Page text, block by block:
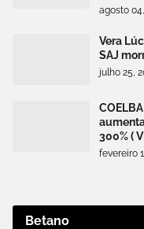
agosto
Vera
SAJ
julho 25,
300% (
fevereiro
Betano